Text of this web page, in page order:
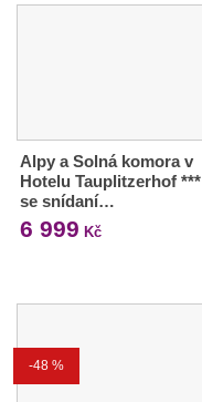
Alpy a Solná komora v
Hotelu Tauplitzerhof ***
se snídaní…
6 999 Kč
-48 %